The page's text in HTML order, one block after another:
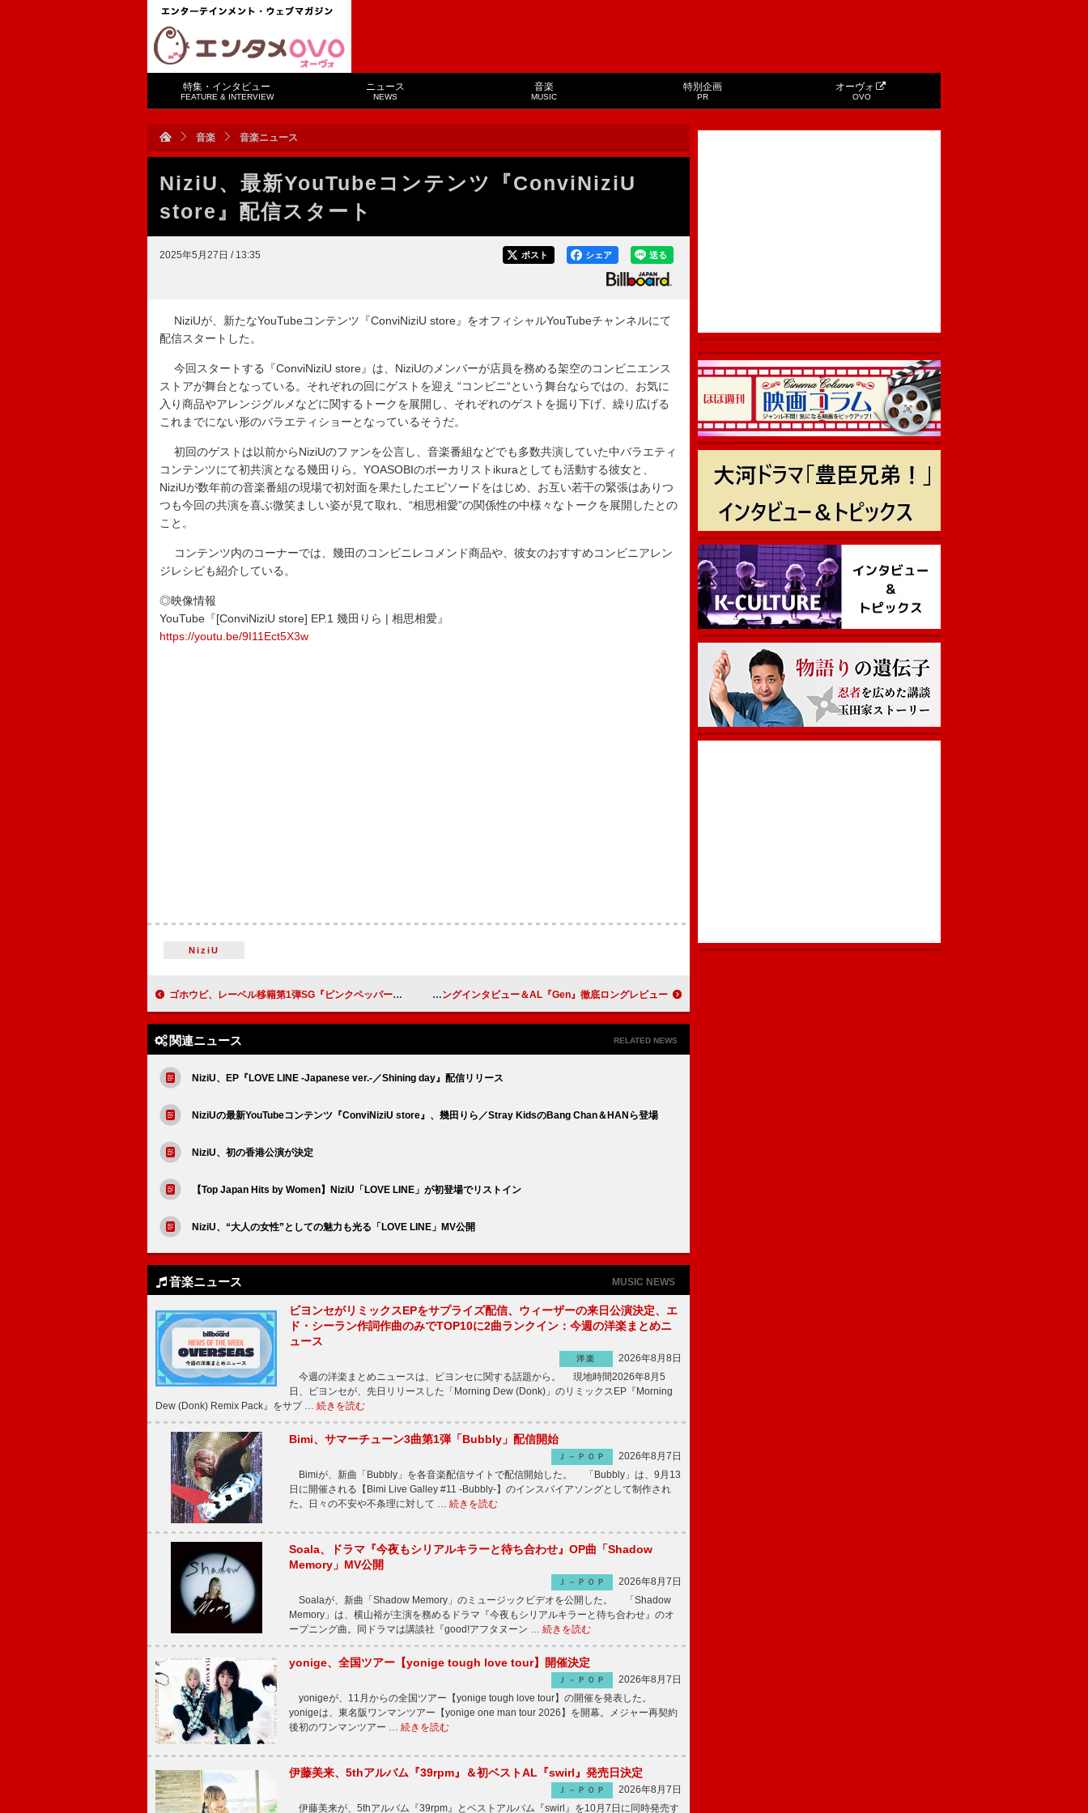
特集・インタビュー
FEATURE & INTERVIEW
ニュース
NEWS
音楽
MUSIC
特別企画
PR
オーヴォ
OVO
音楽 音楽ニュース
NiziU、最新YouTubeコンテンツ『ConviNiziU
store』配信スタート
2025年5月27日 / 13:35 送る
シェア
ポスト
NiziUが、新たなYouTubeコンテンツ『ConviNiziU store』をオフィシャルYouTubeチャンネルにて
配信スタートした。
今回スタートする『ConviNiziU store』は、NiziUのメンバーが店員を務める架空のコンビニエンス
ストアが舞台となっている。それぞれの回にゲストを迎え “コンビニ“という舞台ならではの、お気に
入り商品やアレンジグルメなどに関するトークを展開し、それぞれのゲストを掘り下げ、繰り広げる
これまでにない形のバラエティショーとなっているそうだ。
初回のゲストは以前からNiziUのファンを公言し、音楽番組などでも多数共演していた中バラエティ
コンテンツにて初共演となる幾田りら。YOASOBIのボーカリストikuraとしても活動する彼女と、
NiziUが数年前の音楽番組の現場で初対面を果たしたエピソードをはじめ、お互い若干の緊張はありつ
つも今回の共演を喜ぶ微笑ましい姿が見て取れ、“相思相愛”の関係性の中様々なトークを展開したとの
こと。
コンテンツ内のコーナーでは、幾田のコンビニレコメンド商品や、彼女のおすすめコンビニアレン
ジレシピも紹介している。
◎映像情報
YouTube『[ConviNiziU store] EP.1 幾田りら | 相思相愛』
https://youtu.be/9I11Ect5X3w
NiziU
ゴホウビ、レーベル移籍第1弾SG『ピンクペッパークランブル』6/4リリース 星野源、『ROCKIN’ON JAPAN』表紙巻頭に登場 ロングインタビュー＆AL『Gen』徹底ロングレビュー
関連ニュース RELATED NEWS
NiziU、EP『LOVE LINE -Japanese ver.-／Shining day』配信リリース
NiziUの最新YouTubeコンテンツ『ConviNiziU store』、幾田りら／Stray KidsのBang Chan＆HANら登場
NiziU、初の香港公演が決定
【Top Japan Hits by Women】NiziU「LOVE LINE」が初登場でリストイン
NiziU、“大人の女性”としての魅力も光る「LOVE LINE」MV公開
音楽ニュース MUSIC NEWS
ビヨンセがリミックスEPをサプライズ配信、ウィーザーの来日公演決定、エ
ド・シーラン作詞作曲のみでTOP10に2曲ランクイン：今週の洋楽まとめニ
ュース
洋楽
2026年8月8日
今週の洋楽まとめニュースは、ビヨンセに関する話題から。 現地時間2026年8月5
日、ビヨンセが、先日リリースした「Morning Dew (Donk)」のリミックスEP『Morning
Dew (Donk) Remix Pack』をサプ … 続きを読む
Bimi、サマーチューン3曲第1弾「Bubbly」配信開始
Ｊ－ＰＯＰ
2026年8月7日
Bimiが、新曲「Bubbly」を各音楽配信サイトで配信開始した。 「Bubbly」は、9月13
日に開催される【Bimi Live Galley #11 -Bubbly-】のインスパイアソングとして制作され
た。日々の不安や不条理に対して … 続きを読む
Soala、ドラマ『今夜もシリアルキラーと待ち合わせ』OP曲「Shadow
Memory」MV公開
Ｊ－ＰＯＰ
2026年8月7日
Soalaが、新曲「Shadow Memory」のミュージックビデオを公開した。 「Shadow
Memory」は、横山裕が主演を務めるドラマ『今夜もシリアルキラーと待ち合わせ』のオ
ープニング曲。同ドラマは講談社『good!アフタヌーン … 続きを読む
yonige、全国ツアー【yonige tough love tour】開催決定
Ｊ－ＰＯＰ
2026年8月7日
yonigeが、11月からの全国ツアー【yonige tough love tour】の開催を発表した。
yonigeは、東名阪ワンマンツアー【yonige one man tour 2026】を開幕。メジャー再契約
後初のワンマンツアー … 続きを読む
伊藤美来、5thアルバム『39rpm』＆初ベストAL『swirl』発売日決定
Ｊ－ＰＯＰ
2026年8月7日
伊藤美来が、5thアルバム『39rpm』とベストアルバム『swirl』を10月7日に同時発売す